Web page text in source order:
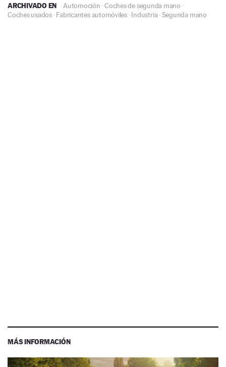
ARCHIVADO EN Automoción ·Coches de segunda mano ·
Coches usados ·Fabricantes automóviles ·Industria·Segunda mano
MÁS INFORMACIÓN